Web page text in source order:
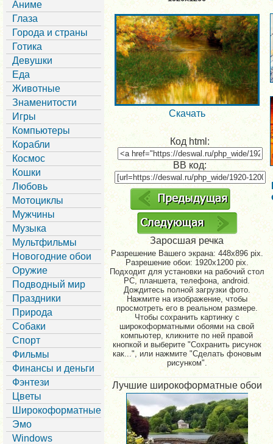
Аниме
Глаза
Города и страны
Готика
Девушки
Еда
Животные
Знаменитости
Игры
Компьютеры
Корабли
Космос
Кошки
Любовь
Мотоциклы
Мужчины
Музыка
Мультфильмы
Новогодние обои
Оружие
Подводный мир
Праздники
Природа
Собаки
Спорт
Фильмы
Финансы и деньги
Фэнтези
Цветы
Широкоформатные
Эмо
Windows
Скачать
Код html:
BB код:
Заросшая речка
Разрешение Вашего экрана: 448x896 pix.
Разрешение обои: 1920x1200 pix.
Подходит для установки на рабочий стол
PC, планшета, телефона, android.
Дождитесь полной загрузки фото.
Нажмите на изображение, чтобы
просмотреть его в реальном размере.
Чтобы сохранить картинку с
широкоформатными обоями на свой
компьютер, кликните по ней правой
кнопкой и выберите "Сохранить рисунок
как...", или нажмите "Сделать фоновым
рисунком".
Лучшие широкоформатные обои